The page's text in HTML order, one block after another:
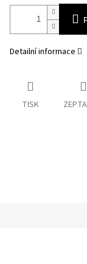
Detailní informace
TISK